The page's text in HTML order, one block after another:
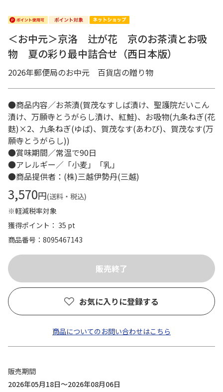
＜お中元＞京洛 辻が花 京のお茶漬とお吸
物 夏の彩り最中詰合せ（西日本版）
2026年郵便局のお中元 百貨店の贈り物
●商品内容／お茶漬(賀茂なすしば漬け、聖護院だいこん
漬け、万願寺とうがらし漬け、紅鮭)、お吸物(九条ねぎ(花
麩)×2、九条ねぎ(ゆば)、賀茂なす(あわび)、賀茂なす(万
願寺とうがらし))
●賞味期間／常温で90日
●アレルギー／「小麦」「乳」
●商品提供者：(株)三越伊勢丹(三越)
3,570円(送料・税込)
※軽減税率対象
獲得ポイント： 35 pt
商品番号
8095467143
お気に入りに登録する
商品についてのお問い合わせはこちら
販売期間
2026年05月18日～2026年08月06日